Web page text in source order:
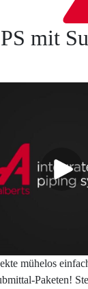
mit
mühelos
Paketen!